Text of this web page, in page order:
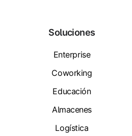
Soluciones
Enterprise
Coworking
Educación
Almacenes
Logística